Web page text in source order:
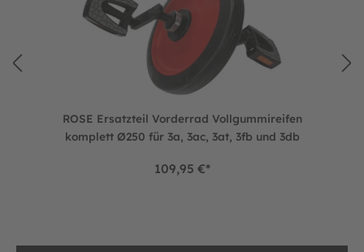
ROSE Ersatzteil Vorderrad Vollgummireifen
komplett Ø250 für 3a, 3ac, 3at, 3fb und 3db
109,95 €*